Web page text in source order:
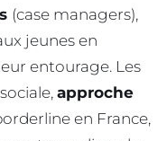
(case managers),
jeunes en
entourage. Les
approche
en France,